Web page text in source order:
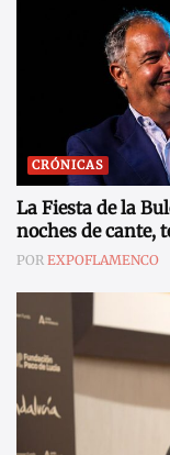
CRÓNICAS
La Fiesta de la
noches de cante,
POR EXPOFLAMENCO